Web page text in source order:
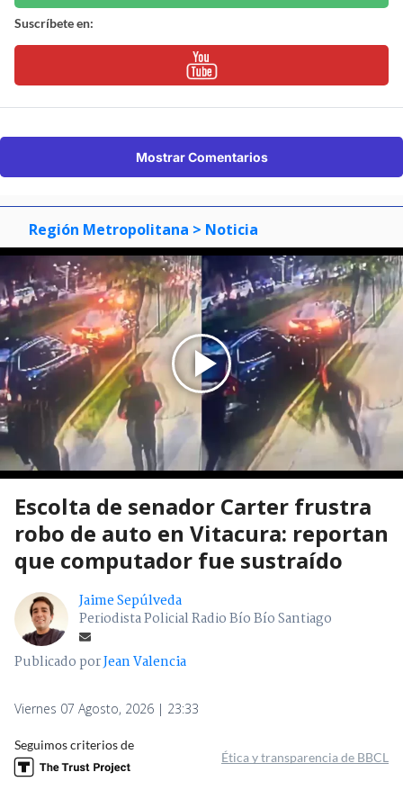
Suscríbete en:
Mostrar Comentarios
Región Metropolitana > Noticia
Escolta de senador Carter frustra
robo de auto en Vitacura: reportan
que computador fue sustraído
Jaime Sepúlveda
Periodista Policial Radio Bío Bío Santiago
Publicado porJean Valencia
Viernes 07 Agosto, 2026 | 23:33
Seguimos criterios de
Ética y transparencia de BBCL